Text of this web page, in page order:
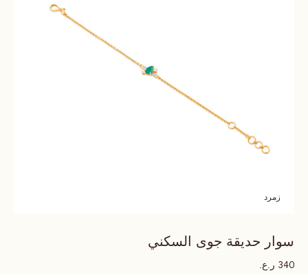
زمرد
سوار حديقة جوى السكني
340 ر.ع.